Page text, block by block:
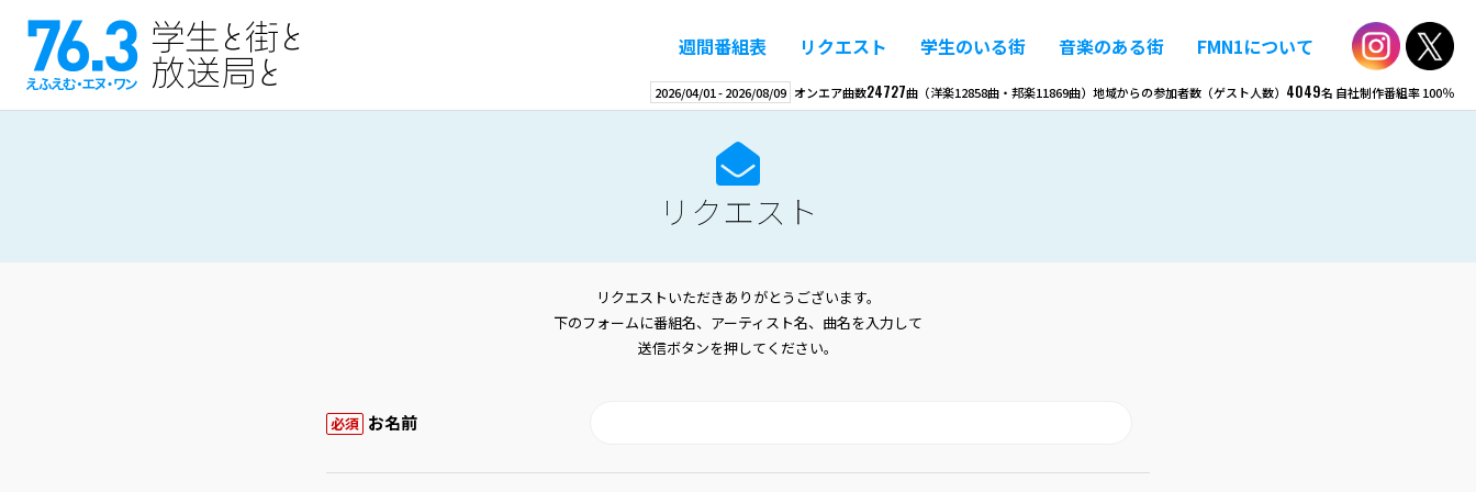
週間番組表 リクエスト 学生のいる街 音楽のある街 FMN1について
2026/04/01 -2026/08/09 オンエア曲数24727曲 （洋楽12858曲・邦楽11869曲） 地域からの参加者数（ゲスト人数） 4049名 自社制作番組率100％
リクエスト
リクエストいただきありがとうございます。
下のフォームに番組名、アーティスト名、曲名を入力して
送信ボタンを押してください。
必須 お名前